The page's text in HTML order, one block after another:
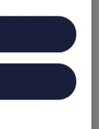
Utolsó